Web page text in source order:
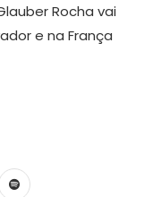
Rocha vai
e na França